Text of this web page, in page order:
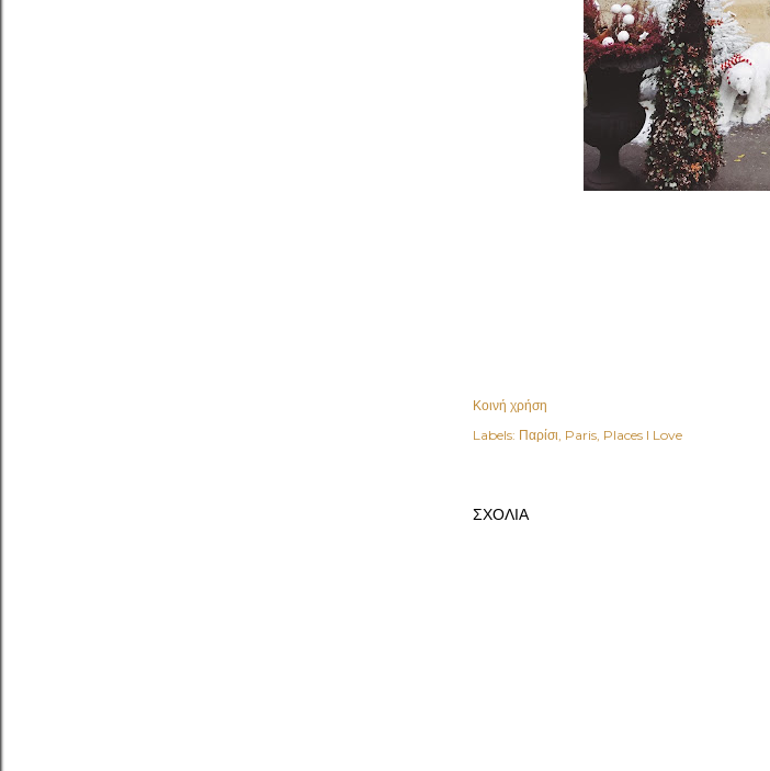
Κοινή χρήση
Labels: Παρίσι Paris Places I Love
ΣΧΌΛΙΑ